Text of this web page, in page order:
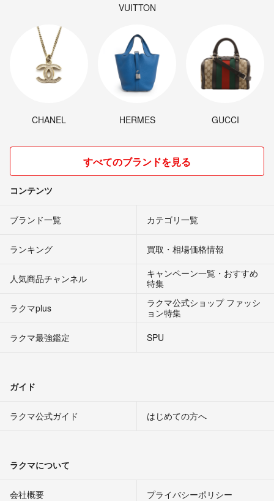
VUITTON
CHANEL HERMES GUCCI
すべてのブランドを見る
コンテンツ
ブランド一覧 カテゴリ一覧
ランキング 買取・相場価格情報
人気商品チャンネル
キャンペーン一覧・おすすめ
特集
ラクマplus
ラクマ公式ショップ ファッシ
ョン特集
ラクマ最強鑑定
SPU
ガイド
ラクマ公式ガイド はじめての方へ
ラクマについて
会社概要 プライバシーポリシー